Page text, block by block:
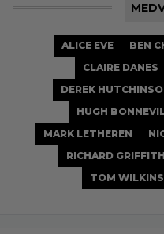
ALICE EVE BEN
CLAIRE DANES
DEREK
HUGH
MARK LETHEREN
RICHARD
TOM